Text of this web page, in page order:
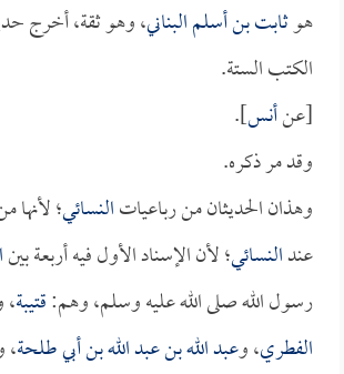
هوثابت بن أسلم البناني، وهو ثقة، أخرج
الكتب الستة.
[عنأنس].
وقد مر ذكره.
وهذان الحديثان من رباعياتالنسائي؛ لأنها
عندالنسائي؛ لأن الإسناد الأول فيه أربعة بين
رسول الله صلى الله عليه وسلم، وهم:قتيبة
الفطري، وعبد الله بن عبد الله بن أبي طلحة،